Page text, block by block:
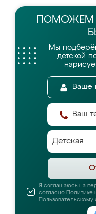
ПОМОЖЕМ
Мы
детской
Я соглашаюсь на
согласно Политике